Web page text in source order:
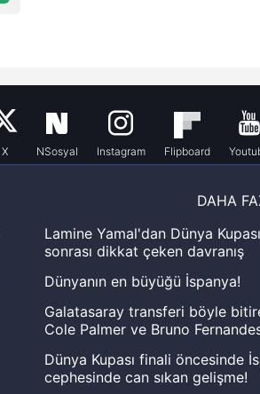
X NSosyal Instagram Flipboard
DAHA
Lamine Yamal'dan Dünya
sonrası dikkat çeken davranış
Dünyanın en büyüğü İspanya!
Galatasaray transferi böyle
Cole Palmer ve Bruno
Dünya Kupası finali öncesinde
cephesinde can sıkan gelişme!